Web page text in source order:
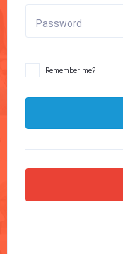
Password
Remember me?